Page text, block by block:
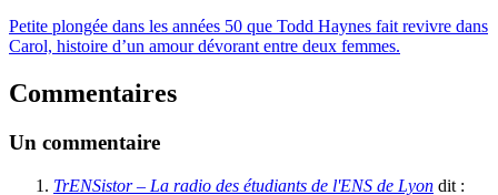
Petite plongée dans les années 50 que Todd Haynes fait revivre dans
Carol, histoire d’un amour dévorant entre deux femmes.
Commentaires
Un commentaire
TrENSistor – La radio des étudiants de l'ENS de Lyon dit :